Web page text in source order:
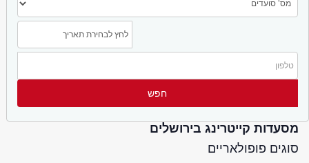
מסעדות קייטרינג בירושלים
סוגים פופולאריים